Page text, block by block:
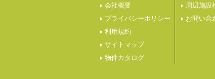
会社概要
プライバシーポリシー
利用規約
サイトマップ
物件カタログ
周辺施設
お問い合